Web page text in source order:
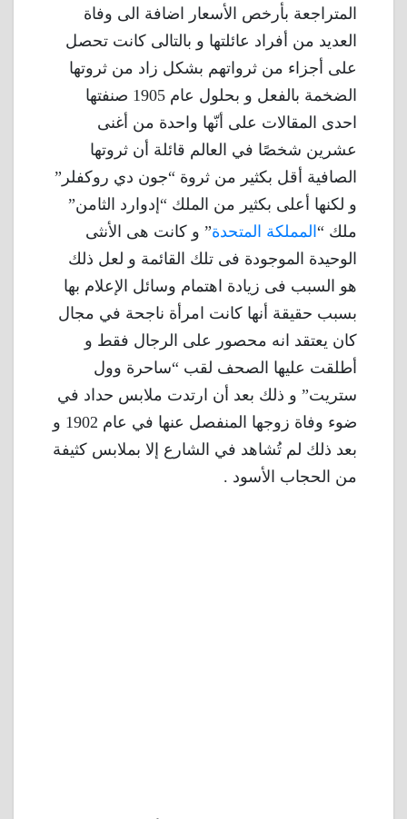
المتراجعة بأرخص الأسعار اضافة الى وفاة
العديد من أفراد عائلتها و بالتالى كانت تحصل
على أجزاء من ثرواتهم بشكل زاد من ثروتها
الضخمة بالفعل و بحلول عام 1905 صنفتها
احدى المقالات على أنّها واحدة من أغنى
عشرين شخصًا في العالم قائلة أن ثروتها
الصافية أقل بكثير من ثروة “جون دي روكفلر”
و لكنها أعلى بكثير من الملك “إدوارد الثامن”
ملك “ المملكة المتحدة” و كانت هى الأنثى
الوحيدة الموجودة فى تلك القائمة و لعل ذلك
هو السبب فى زيادة اهتمام وسائل الإعلام بها
بسبب حقيقة أنها كانت امرأة ناجحة في مجال
كان يعتقد انه محصور على الرجال فقط و
أطلقت عليها الصحف لقب “ساحرة وول
ستريت” و ذلك بعد أن ارتدت ملابس حداد في
ضوء وفاة زوجها المنفصل عنها في عام 1902 و
بعد ذلك لم تُشاهد في الشارع إلا بملابس كثيفة
من الحجاب الأسود .